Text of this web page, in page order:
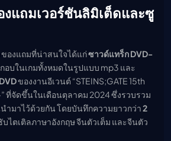
งแถมเวอร์ชันลิมิเต็ดและซู
องแถมที่น่าสนใจได้แก่ซาวด์แทร็ก DVD-
อบในเกมทั้งหมดในรูปแบบ mp3 และ
ของงานอีเวนต์ “STEINS;GATE 15th
-” ที่จัดขึ้นในเดือนตุลาคม 2024 ซึ่งรวบรวม
มาไว้ด้วยกัน โดยบันทึกความยาวกว่า2
ไตเติลภาษาอังกฤษ จีนตัวเต็ม และจีนตัว